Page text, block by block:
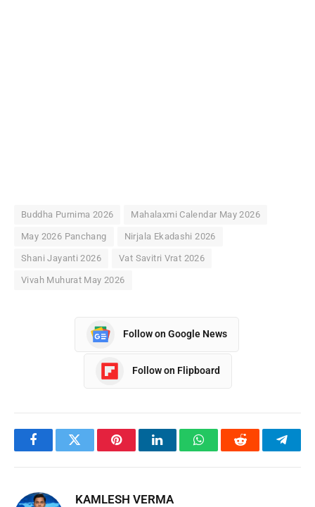
Buddha Purnima 2026 Mahalaxmi Calendar May 2026
May 2026 Panchang Nirjala Ekadashi 2026
Shani Jayanti 2026 Vat Savitri Vrat 2026
Vivah Muhurat May 2026
Follow on Google News
Follow on Flipboard
FacebookTwitter PinterestLinkedInWhatsAppReddit
KAMLESH VERMA